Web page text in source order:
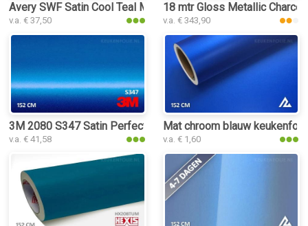
Avery SWF Satin Cool Teal Metallic keukenfolie
v.a. € 37,50
18 mtr Gloss Metallic
v.a. € 343,90
3M 2080 S347 Satin Perfect Blue keukenfolie
v.a. € 41,58
Mat chroom blauw
v.a. € 1,60